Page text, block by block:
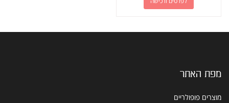
מפת האתר
מוצרים פופולריים